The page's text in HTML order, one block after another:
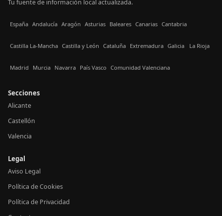
Tu fuente de información local actualizada.
España Andalucía Aragón Asturias Baleares Canarias Cantabria
Castilla La-Mancha Castilla y León Cataluña Extremadura Galicia La Rioja
Madrid Murcia Navarra País Vasco Comunidad Valenciana
Secciones
Alicante
Castellón
Valencia
Legal
Aviso Legal
Política de Cookies
Política de Privacidad